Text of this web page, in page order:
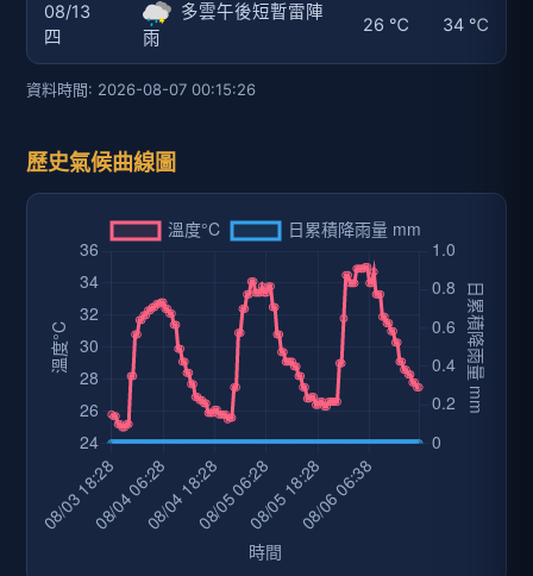
08/13
四
多雲午後短暫雷陣
雨
26 ℃ 34 ℃
資料時間: 2026-08-07 00:15:26
歷史氣候曲線圖